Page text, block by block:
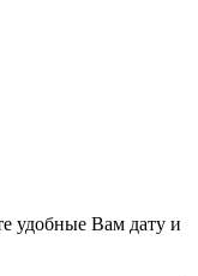
удобные Вам дату и